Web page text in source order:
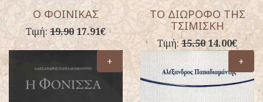
Ο ΦΟΙΝΙΚΑΣ
Τιμή:19.9017.91€
ΤΟ ΔΙΩΡΟΦΟ ΤΗΣ
ΤΣΙΜΙΣΚΗ
Τιμή:15.5014.00€
+
+